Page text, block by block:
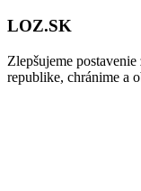
LOZ.SK
Zlepšujeme
republike, chránime a